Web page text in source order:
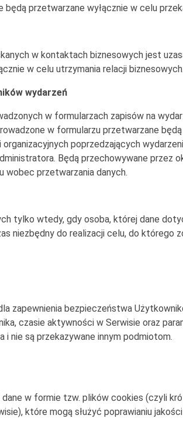
przetwarzane wyłącznie w celu
w kontaktach biznesowych jest
w celu utrzymania relacji biznesowych.
wydarzeń
w formularzach zapisów na
w formularzu przetwarzane
poprzedzających
Będą przechowywane przez
wobec przetwarzania danych.
tylko wtedy, gdy osoba, której dane
niezbędny do realizacji celu, do którego
zapewnienia bezpieczeństwa
czasie aktywności w Serwisie oraz
i nie są przekazywane innym podmiotom.
dane w formie tzw. plików cookies (czyli
które mogą służyć poprawianiu